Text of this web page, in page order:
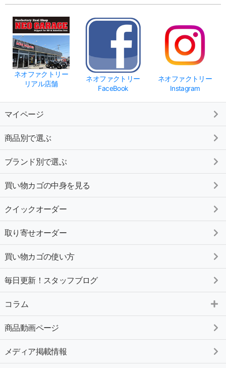
ネオファクトリー
リアル店舗
ネオファクトリー
FaceBook
ネオファクトリー
Instagram
マイページ
商品別で選ぶ
ブランド別で選ぶ
買い物カゴの中身を見る
クイックオーダー
取り寄せオーダー
買い物カゴの使い方
毎日更新！スタッフブログ
コラム
商品動画ページ
メディア掲載情報